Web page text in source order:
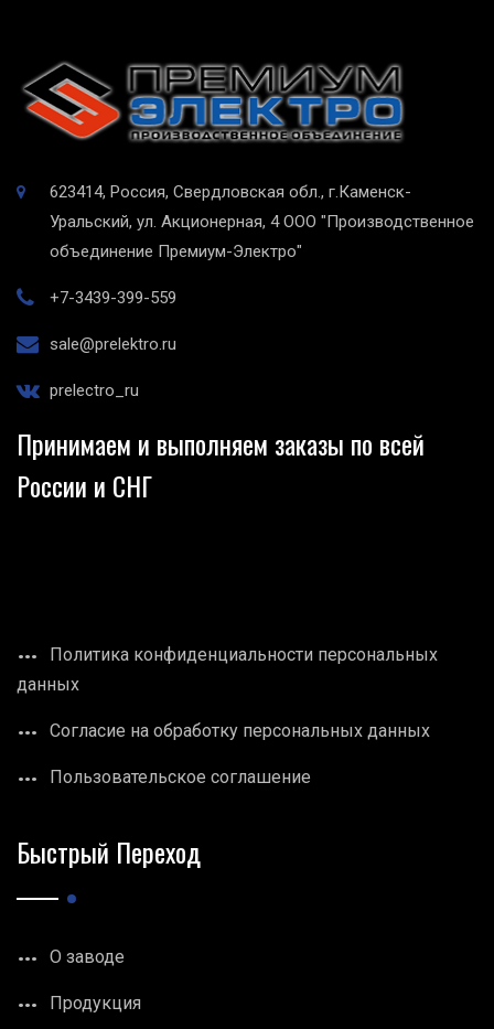
623414, Россия, Свердловская обл., г.Каменск-
Уральский, ул. Акционерная, 4 ООО "Производственное
объединение Премиум-Электро"
+7-3439-399-559
sale@prelektro.ru
prelectro_ru
Принимаем и выполняем заказы по всей
России и СНГ
Политика конфиденциальности персональных
данных
Согласие на обработку персональных данных
Пользовательское соглашение
Быстрый Переход
О заводе
Продукция